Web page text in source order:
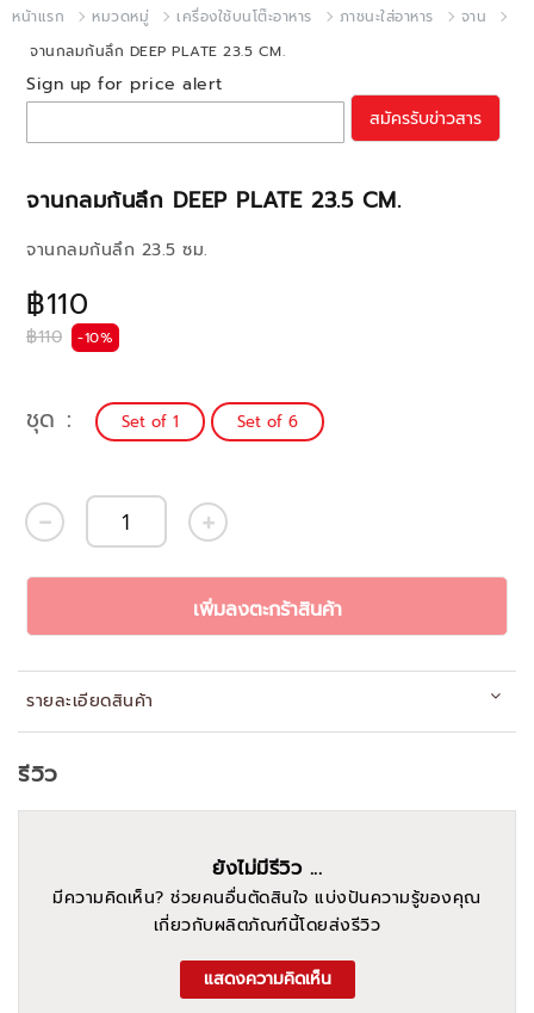
หน้าแรก หมวดหมู่ เครื่องใช้บนโต๊ะอาหาร ภาชนะใส่อาหาร
จาน
จานกลมก้นลึก DEEP PLATE 23.5 CM.
จานกลมก้นลึก DEEP PLATE 23.5 CM.
฿110
฿110 -10%
จานกลมก้นลึก 23.5 ซม.
Sign up for price alert
สมัครรับข่าวสาร
ชุด Set of 1 Set of 6
เพิ่มลงตะกร้าสินค้า
รายละเอียดสินค้า
รีวิว
ยังไม่มีรีวิว ...
มีความคิดเห็น? ช่วยคนอื่นตัดสินใจ แบ่งปันความรู้ของคุณ
เกี่ยวกับผลิตภัณฑ์นี้โดยส่งรีวิว
แสดงความคิดเห็น